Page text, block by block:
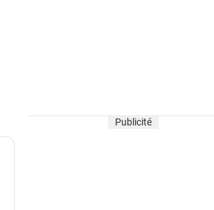
Publicité